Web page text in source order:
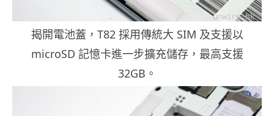
揭開電池蓋，T82 採用傳統大 SIM 及支援以
microSD 記憶卡進一步擴充儲存，最高支援
32GB。